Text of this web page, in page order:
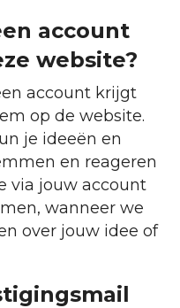
account
website?
account krijgt
op de website.
je ideeën en
en reageren
via jouw account
wanneer we
over jouw idee of